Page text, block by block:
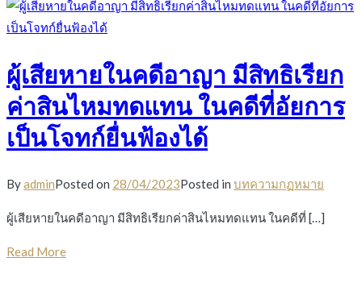
ผู้เสียหายในคดีอาญา มีสิทธิเรียก
ค่าสินไหมทดแทน ในคดีที่อัยการ
เป็นโจทก์ยื่นฟ้องได้
ByadminPosted on 28/04/2023Posted in บทความกฏหมาย
ผู้เสียหายในคดีอาญา มีสิทธิเรียกค่าสินไหมทดแทน ในคดีที่ […]
Read More